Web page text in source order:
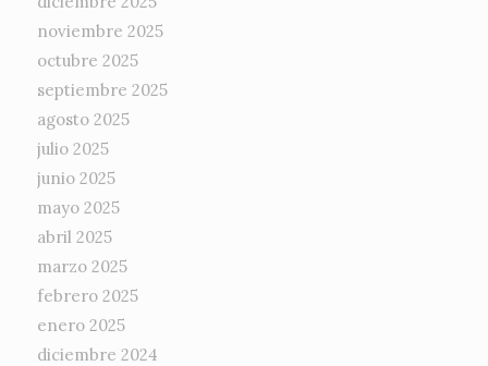
noviembre 2025
octubre 2025
septiembre 2025
agosto 2025
julio 2025
junio 2025
mayo 2025
abril 2025
marzo 2025
febrero 2025
enero 2025
diciembre 2024